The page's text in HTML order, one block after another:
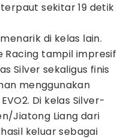
terpaut sekitar 19 detik
di kelas lain.
Racing tampil impresif
Silver sekaligus finis
menggunakan
Di kelas Silver-
Jiatong Liang dari
keluar sebagai